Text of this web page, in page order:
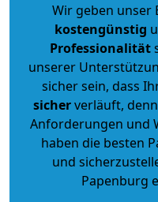
Wir geben unser
kostengünstig
Professionalität
unserer
sicher sein, dass
sicherverläuft,
Anforderungen und
haben die besten
und
Papenburg